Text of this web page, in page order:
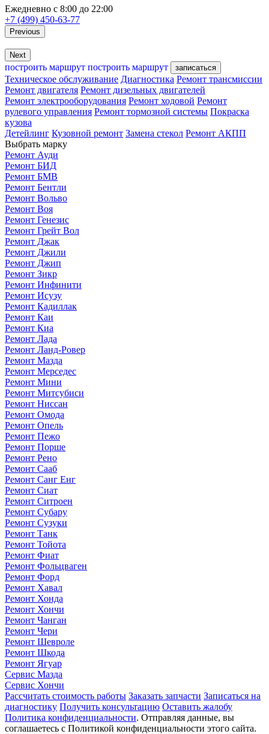
Ежедневно с 8:00 до 22:00
+7 (499) 450-63-77
Previous
Next
построить маршрут построить маршрут записаться
Техническое обслуживание Диагностика Ремонт трансмиссии
Ремонт двигателя Ремонт дизельных двигателей
Ремонт электрооборудования Ремонт ходовой Ремонт
рулевого управления Ремонт тормозной системы Покраска
кузова
Детейлинг Кузовной ремонт Замена стекол Ремонт АКПП
Выбрать марку
Ремонт Ауди
Ремонт БИД
Ремонт БМВ
Ремонт Бентли
Ремонт Вольво
Ремонт Воя
Ремонт Генезис
Ремонт Грейт Вол
Ремонт Джак
Ремонт Джили
Ремонт Джип
Ремонт Зикр
Ремонт Инфинити
Ремонт Исузу
Ремонт Кадиллак
Ремонт Каи
Ремонт Киа
Ремонт Лада
Ремонт Ланд-Ровер
Ремонт Мазда
Ремонт Мерседес
Ремонт Мини
Ремонт Митсубиси
Ремонт Ниссан
Ремонт Омода
Ремонт Опель
Ремонт Пежо
Ремонт Порше
Ремонт Рено
Ремонт Сааб
Ремонт Санг Енг
Ремонт Сиат
Ремонт Ситроен
Ремонт Субару
Ремонт Сузуки
Ремонт Танк
Ремонт Тойота
Ремонт Фиат
Ремонт Фольцваген
Ремонт Форд
Ремонт Хавал
Ремонт Хонда
Ремонт Хончи
Ремонт Чанган
Ремонт Чери
Ремонт Шевроле
Ремонт Шкода
Ремонт Ягуар
Сервис Мазда
Сервис Хончи
Рассчитать стоимость работы Заказать запчасти Записаться на
диагностику Получить консультацию Оставить жалобу
Политика конфиденциальности. Отправляя данные, вы
соглашаетесь с Политикой конфиденциальности этого сайта.